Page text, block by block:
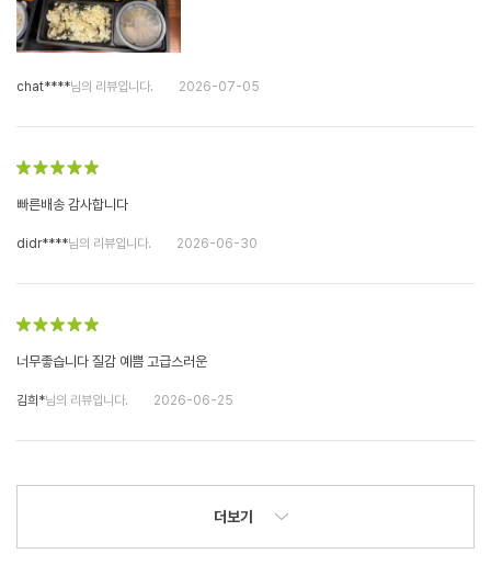
chat****님의 리뷰입니다. 2026-07-05
빠른배송 감사합니다
didr****님의 리뷰입니다. 2026-06-30
너무좋습니다 질감 예쁨 고급스러운
김희*님의 리뷰입니다. 2026-06-25
더보기